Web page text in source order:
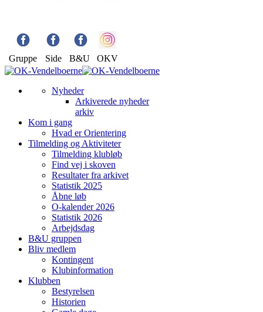
Gruppe Side B&U OKV
Nyheder
Arkiverede nyheder
arkiv
Kom i gang
Hvad er Orientering
Tilmelding og Aktiviteter
Tilmelding klubløb
Find vej i skoven
Resultater fra arkivet
Statistik 2025
Åbne løb
O-kalender 2026
Statistik 2026
Arbejdsdag
B&U gruppen
Bliv medlem
Kontingent
Klubinformation
Klubben
Bestyrelsen
Historien